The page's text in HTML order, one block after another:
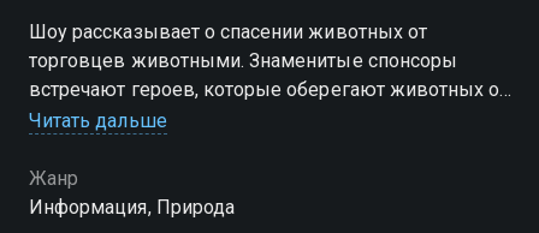
Шоу рассказывает о спасении животных от
торговцев животными. Знаменитые спонсоры
встречают героев, которые оберегают животных от
браконьеров
Читать дальше
Жанр
Информация, Природа